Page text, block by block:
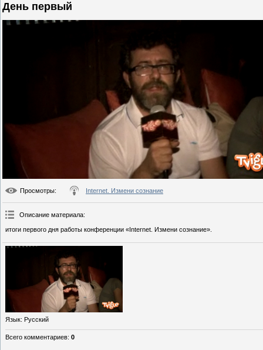
День первый
Просмотры: Internet. Измени сознание
Описание материала:
итоги первого дня работы конференции «Internet. Измени сознание».
Язык: Русский
Всего комментариев: 0